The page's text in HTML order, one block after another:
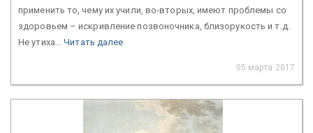
применить то, чему их учили, во-вторых, имеют проблемы со
здоровьем – искривление позвоночника, близорукость и т.д.
Не утиха...Читать далее
05 марта 2017